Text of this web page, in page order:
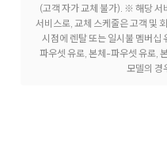
(고객 자가 교체 불가). ※ 해당 서
서비스로, 교체 스케줄은 고객 및
시점에 렌탈 또는 일시불 멤버십
파우셋 유로, 본체-파우셋 유로,
모델의 경